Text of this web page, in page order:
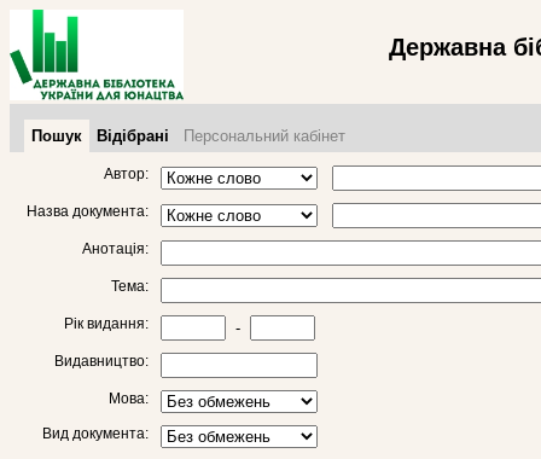
Державна
Пошук Відібрані Персональний кабінет
Автор:
Назва документа:
Анотація:
Тема:
Рік видання: -
Видавництво:
Мова:
Вид документа: